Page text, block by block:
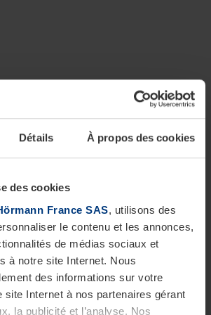
Détails À propos des cookies
des cookies
France SAS, utilisons des
le contenu et les annonces,
de médias sociaux et
à notre site Internet. Nous
des informations sur votre
site Internet à nos partenaires gérant
la publicité et l’analyse. Nos